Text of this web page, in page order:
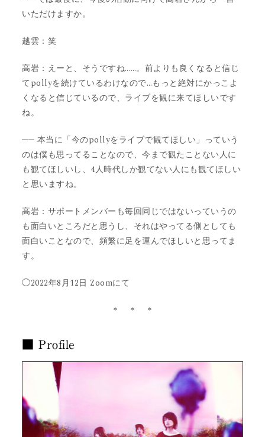
いただけますか。
越雲：笑
高岩：えーと、そうですね……。前よりも良くなると信じ
てpollyを続けているわけなので…もっと絶対にかっこよ
くなると信じているので、ライブを観に来てほしいです
ね。
── 本当に「今のpollyをライブで観てほしい」っていう
のは僕も思ってることなので、今まで観たことない人に
も観てほしいし、4人時代しか観てない人にも観てほしい
と思いますね。
高岩：サポートメンバーも毎回同じではないっていうの
も面白いところだと思うし、それはやってる側としても
面白いことなので、頻繁に足を運んでほしいと思ってま
す。
◯2022年8月12日 Zoomにて
＊ ＊ ＊
■ Profile